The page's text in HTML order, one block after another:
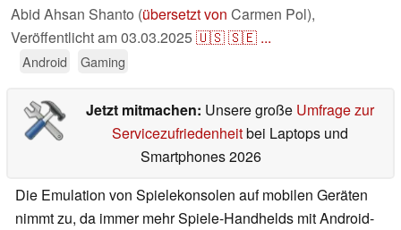
Abid Ahsan Shanto (übersetzt von Carmen Pol),
Veröffentlicht am03.03.2025🇺🇸🇸🇪 ...
Android Gaming
Jetzt mitmachen: Unsere große Umfrage zur
Servicezufriedenheitbei Laptops und
Smartphones 2026
Die Emulation von Spielekonsolen auf mobilen Geräten
nimmt zu, da immer mehr Spiele-Handhelds mit Android-